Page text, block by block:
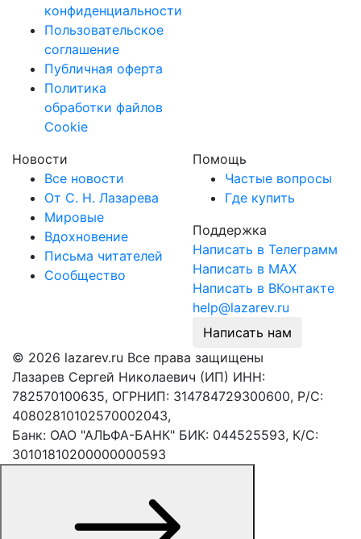
конфиденциальности
Пользовательское
соглашение
Публичная оферта
Политика
обработки файлов
Cookie
Новости
Все новости
От С. Н. Лазарева
Мировые
Вдохновение
Письма читателей
Сообщество
Помощь
Частые вопросы
Где купить
Поддержка
Написать в Телеграмм
Написать в MAX
Написать в ВКонтакте
help@lazarev.ru
Написать нам
© 2026 lazarev.ru Все права защищены
Лазарев Сергей Николаевич (ИП) ИНН:
782570100635, ОГРНИП: 314784729300600, Р/С:
40802810102570002043,
Банк: ОАО "АЛЬФА-БАНК" БИК: 044525593, К/С:
30101810200000000593